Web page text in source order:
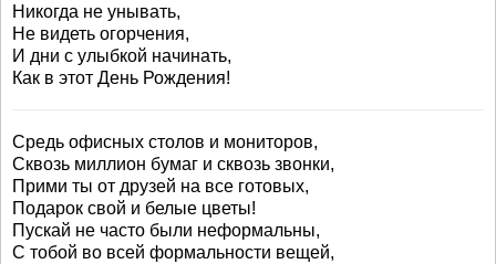
Никогда не унывать,
Не видеть огорчения,
И дни с улыбкой начинать,
Как в этот День Рождения!
Средь офисных столов и мониторов,
Сквозь миллион бумаг и сквозь звонки,
Прими ты от друзей на все готовых,
Подарок свой и белые цветы!
Пускай не часто были неформальны,
С тобой во всей формальности вещей,